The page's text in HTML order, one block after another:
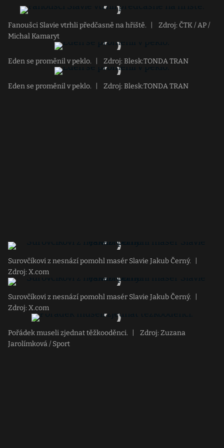
Fanoušci Slavie vtrhli předčasně na hřiště.
Zdroj: ČTK / AP /
Michal Kamaryt
Eden se proměnil v peklo. Zdroj: Blesk:TONDA TRAN
Eden se proměnil v peklo. Zdroj: Blesk:TONDA TRAN
Surovčíkovi z nesnází pomohl masér Slavie Jakub Černý.
Zdroj: X.com
Surovčíkovi z nesnází pomohl masér Slavie Jakub Černý.
Zdroj: X.com
Pořádek museli zjednat těžkooděnci.
Zdroj: Zuzana
Jarolímková / Sport